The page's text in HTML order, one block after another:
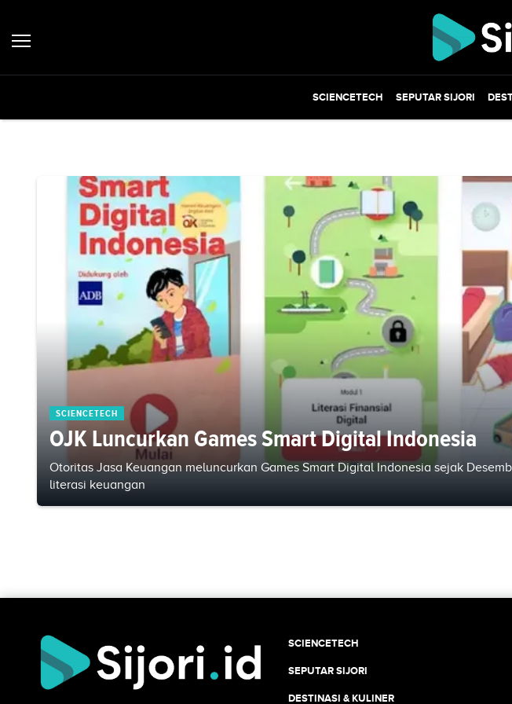
SCIENCETECH SEPUTAR SIJORI
SCIENCETECH
OJK Luncurkan Games Smart Digital Indonesia
Otoritas Jasa Keuangan meluncurkan Games Smart Digital Indonesia sejak
literasi keuangan
SCIENCETECH
SEPUTAR SIJORI
DESTINASI & KULINER